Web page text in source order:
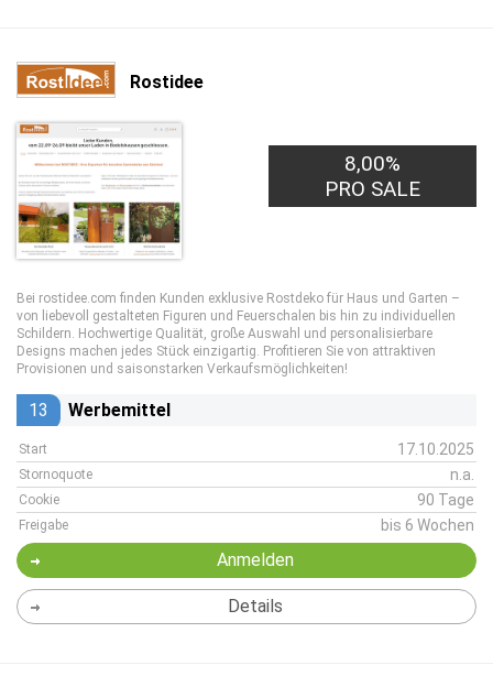
Rostidee
8,00%
PRO SALE
Bei rostidee.com finden Kunden exklusive Rostdeko für Haus und Garten –
von liebevoll gestalteten Figuren und Feuerschalen bis hin zu individuellen
Schildern. Hochwertige Qualität, große Auswahl und personalisierbare
Designs machen jedes Stück einzigartig. Profitieren Sie von attraktiven
Provisionen und saisonstarken Verkaufsmöglichkeiten!
13 Werbemittel
Start 17.10.2025
Stornoquote n.a.
Cookie 90 Tage
Freigabe bis 6 Wochen
Anmelden
Details